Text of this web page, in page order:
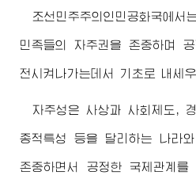
조선민주주의인민공화국에
민족들의 자주권을 존중하며
전시켜나가는데서 기초로 내세우
자주성은 사상과 사회제도,
종적특성 등을 달리하는 나라
존중하면서 공정한 국제관계를